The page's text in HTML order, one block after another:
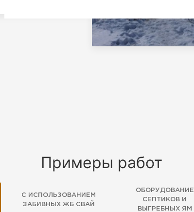
Примеры работ
С ИСПОЛЬЗОВАНИЕМ
ЗАБИВНЫХ ЖБ СВАЙ
ОБОРУДОВАНИЕ
СЕПТИКОВ И
ВЫГРЕБНЫХ ЯМ